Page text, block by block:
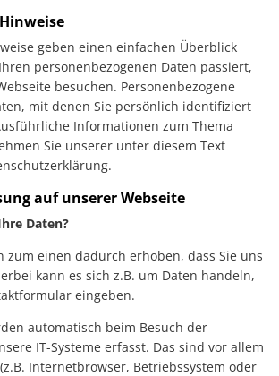
geben einen einfachen Überblick
personenbezogenen Daten passiert,
besuchen. Personenbezogene
mit denen Sie persönlich identifiziert
Informationen zum Thema
Sie unserer unter diesem Text
auf unserer Webseite
Daten?
zum einen dadurch erhoben, dass Sie uns
kann es sich z.B. um Daten handeln,
eingeben.
automatisch beim Besuch der
IT-Systeme erfasst. Das sind vor allem
Internetbrowser, Betriebssystem oder